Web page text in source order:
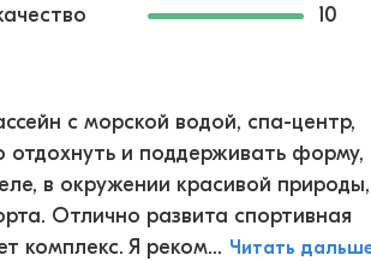
10
с морской водой, спа-центр,
и поддерживать форму,
в окружении красивой природы,
Отлично развита спортивная
комплекс. Я реком... Читать